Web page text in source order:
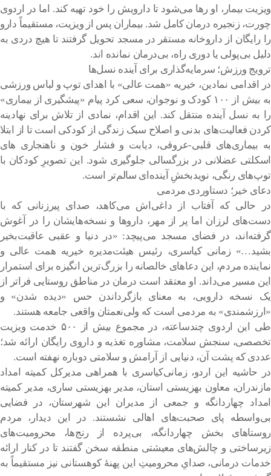
ویزیت بیمار، او رها می‌شود تا دارویش را خود تهیه کند. اما در اردوی
چورت، زنجیره درمان کامل شد. بیماران پس از ویزیت، مستقیماً دارو
را رایگان از داروخانه مستقر در مسجد تحویل گرفتند تا هیچ دردی به
دلیل بی‌پولی یا دوری راه، بی‌درمان نمانده اند.
ترویج ورزش؛ سرمایه‌گذاری برای آینده نسل‌ها
در اقدامی نمادین، خیریه «همت عالی» با اهدای توپ و لباس ورزشی
به بیش از ۱۰۰ کودک و نوجوان، سعی کرد پیام «پیشگیری از بیماری»
را به نسل آینده منتقل کند. این اقدام، نمادی از تلاش برای نهادینه
کردن فعالیت‌های بدنی و اصلاح سبک زندگی از کودکی است تا از ابتلا
به بیماری‌های قلبی-عروقی، دیابت و فشار خون و ناهنجاری های
اسکلتی عضلانی در بزرگسالی جلوگیری شود. این تصویرِ کودکان با
توپ‌های رنگی، نویدبخشِ آینده‌ای سالم‌تر است.
دعای خیر؛ دستاوردی مردمی
در حالی که آفتاب از داغی‌اش می‌کاهد، صدای پیرزنانی که با
دست‌های لرزان اما پر از مهر، داروها و نسخه‌هایشان را در آغوش
گرفته‌اند، در فضای مسجد می‌پیچد: «در دنیا و عقبی عاقبت‌بخیر
بشید…» زمانی کیاسری، رئیس هیئت‌مدیره خیریه همت عالی و
نماینده مردم، این دعاهای خالصانه را بزرگ‌ترین انگیزه برای استمرار
این مسیر می‌داند. او معتقد است درمان در مناطق روستایی فراتر از
یک نسخه دارویی، به معنای بازگرداندن حس «دیده شدن» و
«ارزشمندی» به مردمی است که ولی‌نعمتان واقعی جامعه هستند.
طی این اردوی چندساعته، در مجموع بیش از ۵۰۰ خدمت ویزیت
تخصصی، سنجش سلامت، مشاوره تغذیه و داروی رایگان ارائه شد؛
عددی که پشت آن، دنیایی از آرامش و سلامتی دوباره نهفته است.
در حاشیه این اردو، زمانی‌کیاسری با همراهی مدیرکل کمیته امداد
مازندران، معاون بهزیستی استان، مدیر بهزیستی ساری، مدیر کمیته
امداد چهاردانگه و جمعی از مدیران این شهرستان، در فضایی
بی‌واسطه پای صحبت‌های اهالی نشستند. در این دیدار، مردم
روستاهای بخش چهاردانگه، بی‌پرده از رنج‌ها، محرومیت‌های
زیرساختی و چالش‌های معیشتی منطقه سخن گفتند تا در کنار ارائه
خدمات درمانی، صدایِ محرومیتِ این پهنۀ کوهستانی نیز مستقیماً به